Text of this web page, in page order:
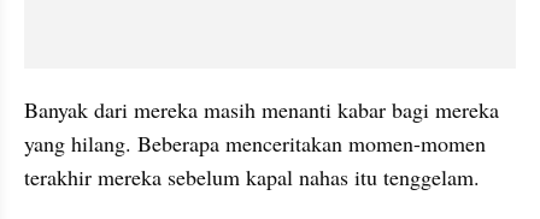
Banyak dari mereka masih menanti kabar bagi mereka
yang hilang. Beberapa menceritakan momen-momen
terakhir mereka sebelum kapal nahas itu tenggelam.